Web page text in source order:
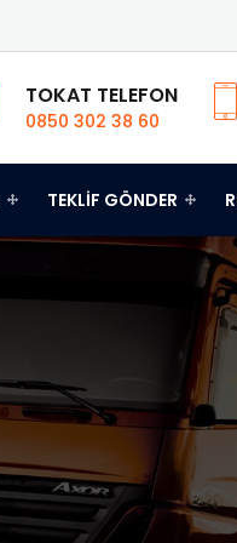
TOKAT TELEFON
0850 302 38 60
TEKLIF GÖNDER